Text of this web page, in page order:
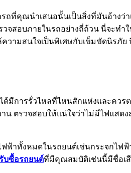
ถที่คุณนำเสนอนั้นเป็นสิ่งที่มันอ้าง
จสอบภายในรถอย่างถี่ถ้วน นี่จะ
ความสนใจเป็นพิเศษกับเข็มขัดนิร
มีการรั่วไหลที่ไหนสักแห่งและคว
ตรวจสอบให้แน่ใจว่าไม่มีไฟแสด
าทั้งหมดในรถยนต์เช่นกระจกไ
บซื้อรถยนต์ที่มีคุณสมบัติเช่นนี้มีชื่อเสี